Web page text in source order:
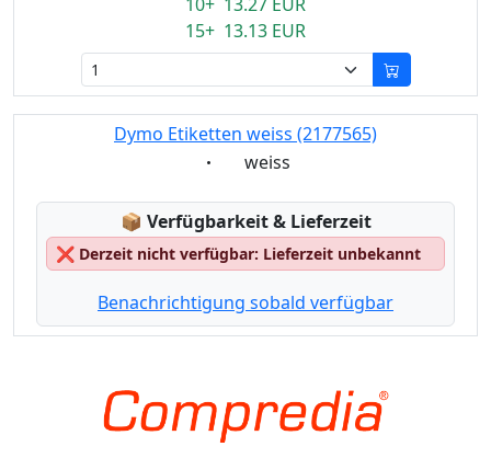
15+ 13.13 EUR
Dymo Etiketten weiss (2177565)
Eigenschaft:
weiss
📦 Lagerstatus:
Verfügbarkeit & Lieferzeit
❌ Derzeit nicht verfügbar: Lieferzeit unbekannt
Benachrichtigung sobald verfügbar